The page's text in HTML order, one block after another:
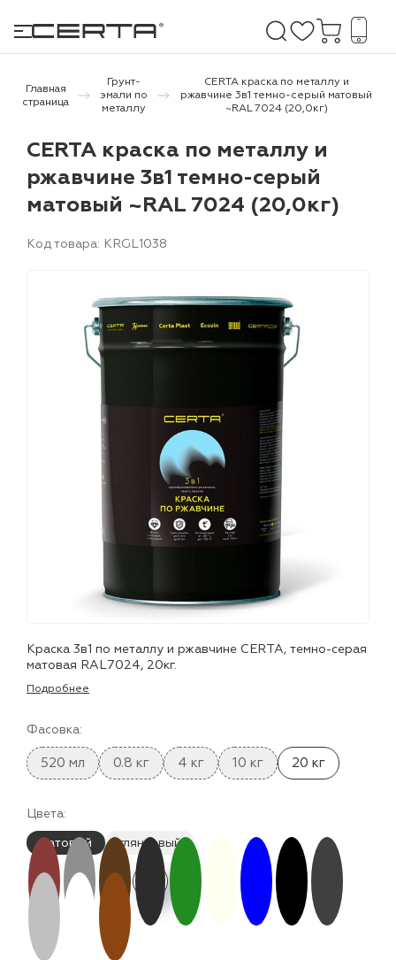
и дачи
бетону,
и эмали
Главная
страница
Грунт-
эмали по
металлу
CERTA краска по металлу и
ржавчине 3в1 темно-серый матовый
~RAL 7024 (20,0кг)
CERTA краска по металлу и
ржавчине 3в1 темно-серый
матовый ~RAL 7024 (20,0кг)
Код товара: KRGL1038
Краска 3в1 по металлу и ржавчине CERTA, темно-серая
матовая RAL7024, 20кг.
Подробнее
Фасовка:
520 мл 0.8 кг 4 кг 10 кг 20 кг
Цвета:
матовый
глянцевый